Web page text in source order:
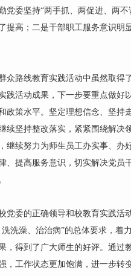
委坚持“两手抓、两促进、两不
提高；二是干部职工服务意识明
路线教育实践活动中虽然取得
践活动成果，下一步要重点做好
政策水平。坚定理想信念、坚持
续坚持整改落实，紧紧围绕解决
继续努力为师生员工办实事、办
、提高服务意识，切实解决党员
委的正确领导和校教育实践活
洗澡、治治病”的总体要求，着
，得到了广大师生的好评。通过
，工作状态更加饱满，进一步转